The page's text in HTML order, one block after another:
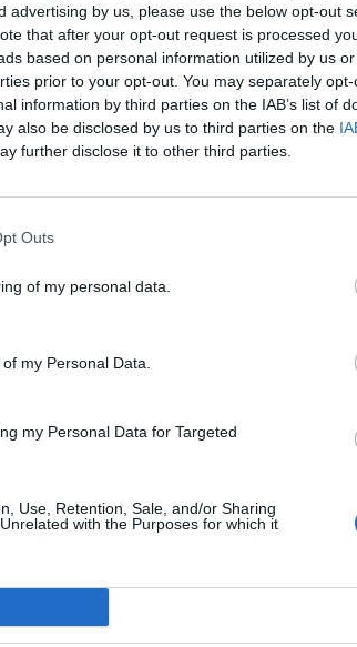
advertising by us, please use the below opt-out
that after your opt-out request is processed
based on personal information utilized by us
prior to your opt-out. You may separately
information by third parties on the IAB’s list of
also be disclosed by us to third parties on the
further disclose it to other third parties.
Outs
of my personal data.
my Personal Data.
my Personal Data for Targeted
Use, Retention, Sale, and/or Sharing
with the Purposes for which it